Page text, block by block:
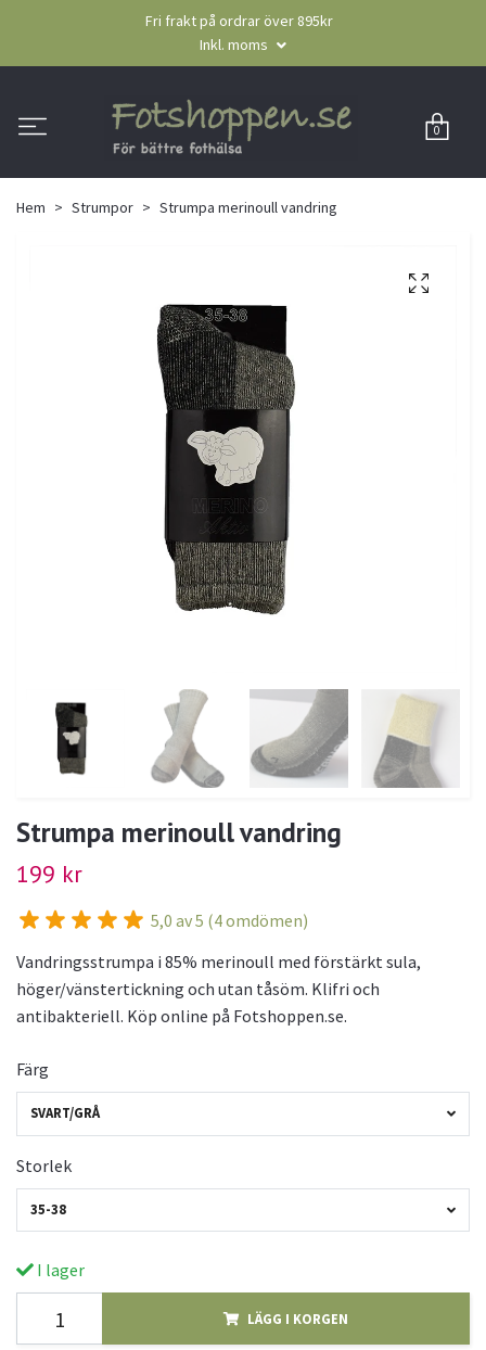
Fri frakt på ordrar över 895kr
Inkl. moms
0
Hem Strumpor Strumpa merinoull vandring
Strumpa merinoull vandring
199 kr
5,0 av 5 (4 omdömen)
Vandringsstrumpa i 85% merinoull med förstärkt sula,
höger/vänstertickning och utan tåsöm. Klifri och
antibakteriell. Köp online på Fotshoppen.se.
Färg
SVART/GRÅ
Storlek
35-38
I lager
LÄGG I KORGEN